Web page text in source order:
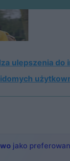
ulepszenia do
jako